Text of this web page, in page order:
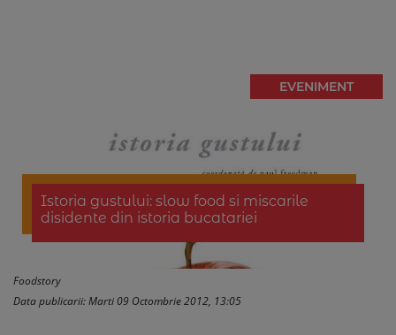
EVENIMENT
Istoria gustului: slow food si miscarile
disidente din istoria bucatariei
Foodstory
Data publicarii: Marti 09 Octombrie 2012, 13:05